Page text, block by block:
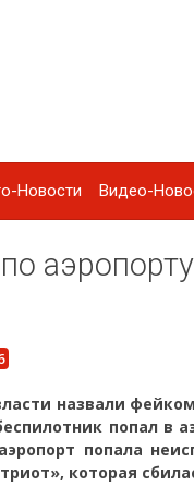
Новости Видео-
назвали
попал в
попала
которая